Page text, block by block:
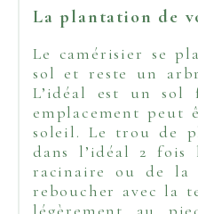
La plantation de
Le camérisier se
sol et reste un
L’idéal est un sol
emplacement peut
soleil. Le trou de
dans l’idéal 2 fois
racinaire ou de la
reboucher avec la